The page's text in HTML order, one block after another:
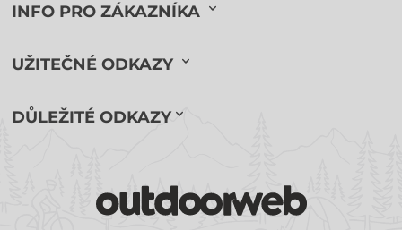
INFO PRO ZÁKAZNÍKA
UŽITEČNÉ ODKAZY
DŮLEŽITÉ ODKAZY